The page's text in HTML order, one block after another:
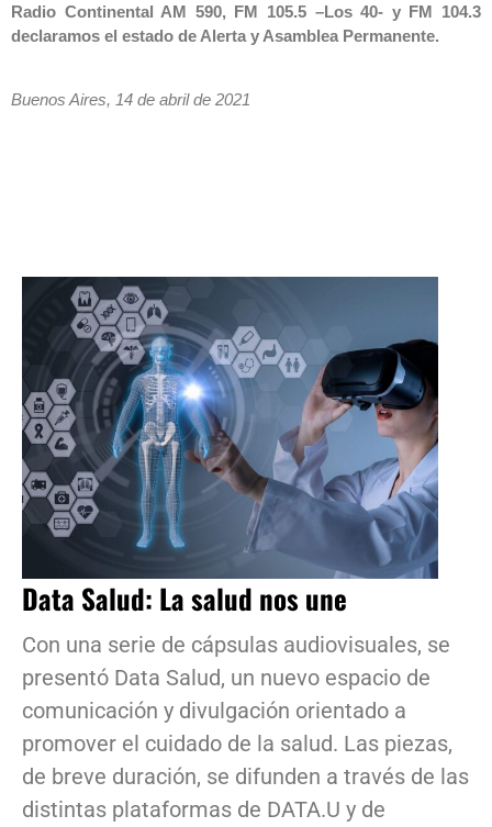
Radio Continental AM 590, FM 105.5 –Los 40- y FM 104.3
declaramos el estado de Alerta y Asamblea Permanente.
Buenos Aires, 14 de abril de 2021
Data Salud: La salud nos une
Con una serie de cápsulas audiovisuales, se
presentó Data Salud, un nuevo espacio de
comunicación y divulgación orientado a
promover el cuidado de la salud. Las piezas,
de breve duración, se difunden a través de las
distintas plataformas de DATA.U y de